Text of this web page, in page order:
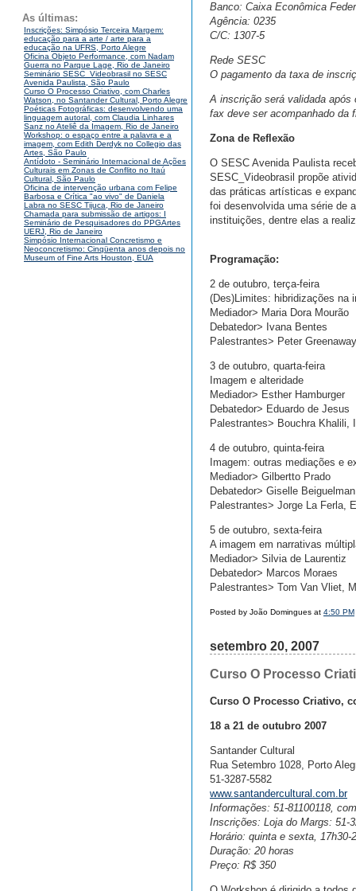
As últimas:
Inscrições: Simpósio Terceira Margem:
educação para a arte / arte para a
educação na UFRS, Porto Alegre
Oficina Objeto Performance, com Nadam
Guerra no Parque Lage, Rio de Janeiro
Seminário SESC_Videobrasil no SESC
Avenida Paulista, São Paulo
Curso O Processo Criativo, com Charles
Watson, no Santander Cultural, Porto Alegre
Poéticas Fotográficas: desenvolvendo uma
linguagem autoral, com Claudia Linhares
Sanz no Ateliê da Imagem, Rio de Janeiro
Workshop: o espaço entre a palavra e a
imagem, com Edith Derdyk no Collegio das
Artes, São Paulo
Antídoto - Seminário Internacional de Ações
Culturais em Zonas de Conflito no Itaú
Cultural, São Paulo
Oficina de intervenção urbana com Felipe
Barbosa e Crítica "ao vivo" de Daniela
Labra no SESC Tijuca, Rio de Janeiro
Chamada para submissão de artigos: I
Seminário de Pesquisadores do PPGArtes
UERJ, Rio de Janeiro
Simpósio Internacional Concretismo e
Neoconcretismo: Cinqüenta anos depois no
Museum of Fine Arts Houston, EUA
Banco: Caixa Econômica
Agência: 0235
C/C: 1307-5
Rede SESC
O pagamento da taxa de
A inscrição será validada após
fax deve ser acompanhado da
Zona de Reflexão
O SESC Avenida Paulista
SESC_Videobrasil propõe
das práticas artísticas e
foi desenvolvida uma série de
instituições, dentre elas a
Programação:
2 de outubro, terça-feira
(Des)Limites: hibridizações na
Mediador> Maria Dora Mourão
Debatedor> Ivana Bentes
Palestrantes> Peter
3 de outubro, quarta-feira
Imagem e alteridade
Mediador> Esther Hamburger
Debatedor> Eduardo de Jesus
Palestrantes> Bouchra Khalili,
4 de outubro, quinta-feira
Imagem: outras mediações e
Mediador> Gilbertto Prado
Debatedor> Giselle Beiguelman
Palestrantes> Jorge La Ferla,
5 de outubro, sexta-feira
A imagem em narrativas
Mediador> Silvia de Laurentiz
Debatedor> Marcos Moraes
Palestrantes> Tom Van Vliet,
Posted by João Domingues at 4:50 PM
setembro 20, 2007
Curso O Processo
Curso O Processo Criativo,
18 a 21 de outubro 2007
Santander Cultural
Rua Setembro 1028, Porto
51-3287-5582
www.santandercultural.com.br
Informações: 51-81100118,
Inscrições: Loja do Margs: 51-
Horário: quinta e sexta, 17h30-
Duração: 20 horas
Preço: R$ 350